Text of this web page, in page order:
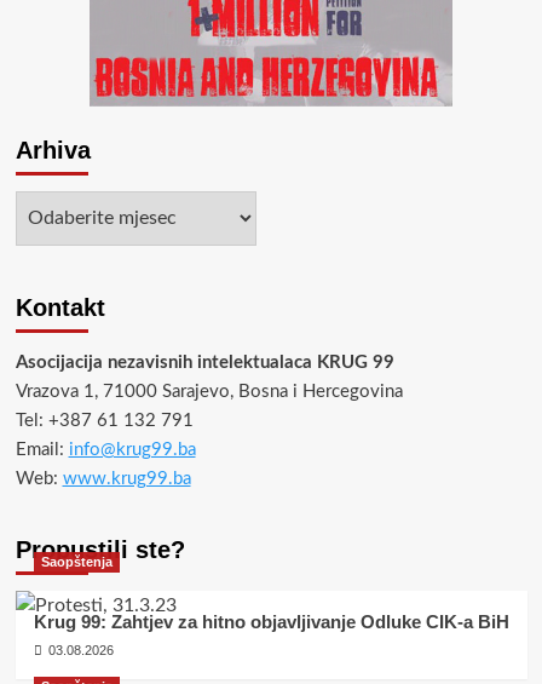
Arhiva
Kontakt
Asocijacija nezavisnih intelektualaca KRUG 99
Vrazova 1, 71000 Sarajevo, Bosna i Hercegovina
Tel: +387 61 132 791
Email: info@krug99.ba
Web: www.krug99.ba
Propustili ste?
Saopštenja
Krug 99: Zahtjev za hitno objavljivanje Odluke CIK-a BiH
03.08.2026